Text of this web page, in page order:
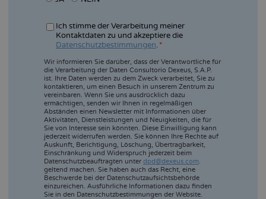
Ich stimme der Verarbeitung meiner
Kontaktdaten zu und akzeptiere die
Datenschutzbestimmungen.
Wir informieren Sie darüber, dass der Verantwortliche für
die Verarbeitung der Daten Consultorio Dexeus, S.A.P.
ist. Ihre Daten werden zu dem Zweck verarbeitet, Sie zu
kontaktieren, um einen Besuch in unserem Zentrum zu
vereinbaren. Wenn Sie uns ausdrücklich dazu
ermächtigen, senden wir Ihnen in regelmäßigen
Abständen einen Newsletter mit Informationen über
Aktivitäten, Dienstleistungen und Neuigkeiten, die für
Sie von Interesse sein könnten. Diese Einwilligung kann
jederzeit widerrufen werden. Sie können Ihre Rechte auf
Auskunft, Berichtigung, Löschung, Übertragbarkeit,
Einschränkung und Widerspruch jederzeit beim
Datenschutzbeauftragten unter dpd@dexeus.com.
geltend machen. Sie haben auch das Recht, eine
Beschwerde bei der Datenschutzaufsichtsbehörde
einzureichen. Ausführliche Informationen dazu finden
Sie in den Datenschutzbestimmungen der Website.